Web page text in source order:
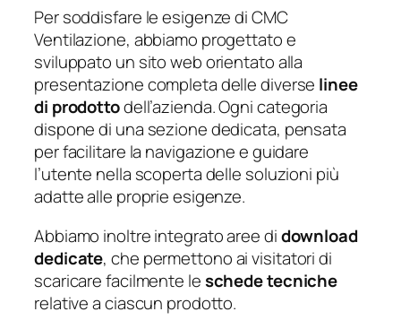
Per soddisfare le esigenze di CMC
Ventilazione, abbiamo progettato e
sviluppato un sito web orientato alla
presentazione completa delle diverse linee
di prodottodell’azienda. Ogni categoria
dispone di una sezione dedicata, pensata
per facilitare la navigazione e guidare
l’utente nella scoperta delle soluzioni più
adatte alle proprie esigenze.
Abbiamo inoltre integrato aree didownload
dedicate, che permettono ai visitatori di
scaricare facilmente leschede tecniche
relative a ciascun prodotto.